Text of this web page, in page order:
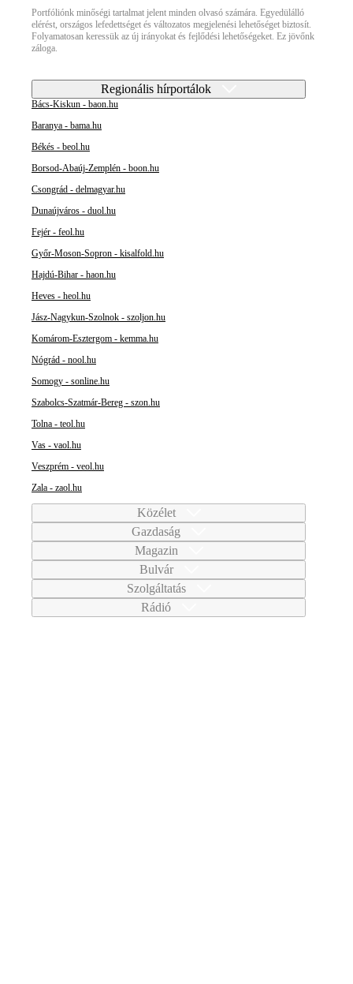
Portfóliónk minőségi tartalmat jelent minden olvasó számára. Egyedülálló
elérést, országos lefedettséget és változatos megjelenési lehetőséget biztosít.
Folyamatosan keressük az új irányokat és fejlődési lehetőségeket. Ez jövőnk
záloga.
Regionális hírportálok
Bács-Kiskun - baon.hu
Baranya - bama.hu
Békés - beol.hu
Borsod-Abaúj-Zemplén - boon.hu
Csongrád - delmagyar.hu
Dunaújváros - duol.hu
Fejér - feol.hu
Győr-Moson-Sopron - kisalfold.hu
Hajdú-Bihar - haon.hu
Heves - heol.hu
Jász-Nagykun-Szolnok - szoljon.hu
Komárom-Esztergom - kemma.hu
Nógrád - nool.hu
Somogy - sonline.hu
Szabolcs-Szatmár-Bereg - szon.hu
Tolna - teol.hu
Vas - vaol.hu
Veszprém - veol.hu
Zala - zaol.hu
Közélet
Gazdaság
Magazin
Bulvár
Szolgáltatás
Rádió